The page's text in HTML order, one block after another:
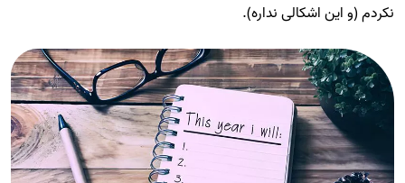
نکردم (و این اشکالی نداره).